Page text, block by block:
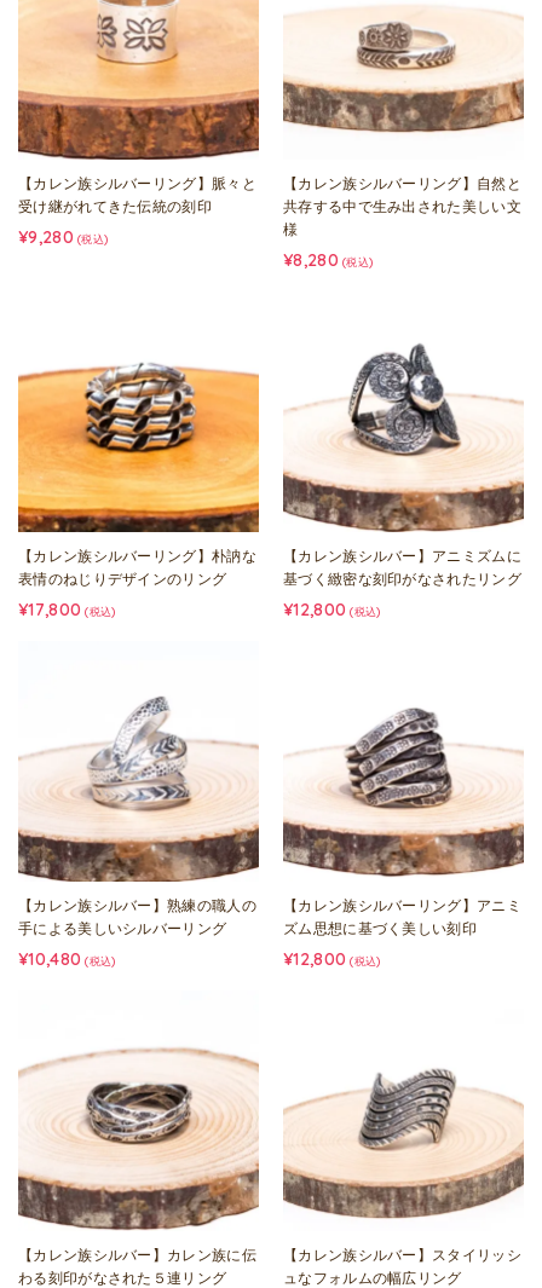
【カレン族シルバーリング】脈々と
受け継がれてきた伝統の刻印
¥9,280 (税込)
【カレン族シルバーリング】自然と
共存する中で生み出された美しい文
様
¥8,280 (税込)
【カレン族シルバーリング】朴訥な
表情のねじりデザインのリング
¥17,800 (税込)
【カレン族シルバー】アニミズムに
基づく緻密な刻印がなされたリング
¥12,800 (税込)
【カレン族シルバー】熟練の職人の
手による美しいシルバーリング
¥10,480 (税込)
【カレン族シルバーリング】アニミ
ズム思想に基づく美しい刻印
¥12,800 (税込)
【カレン族シルバー】カレン族に伝
わる刻印がなされた５連リング
【カレン族シルバー】スタイリッシ
ュなフォルムの幅広リング